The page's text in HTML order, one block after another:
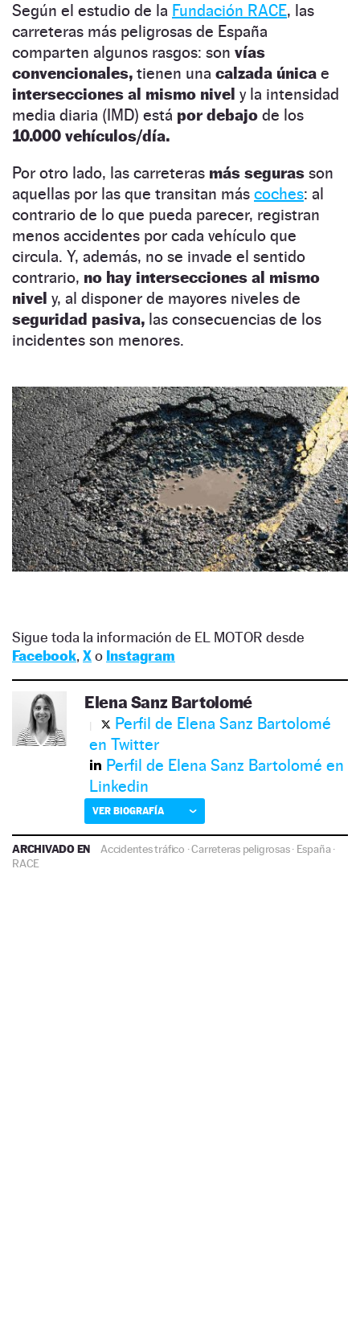
Según el estudio de la Fundación RACE, las
carreteras más peligrosas de España
comparten algunos rasgos: son vías
convencionales, tienen una calzada única e
intersecciones al mismo nivel y la intensidad
media diaria (IMD) está por debajo de los
10.000 vehículos/día.
Por otro lado, las carreteras más seguras son
aquellas por las que transitan más coches: al
contrario de lo que pueda parecer, registran
menos accidentes por cada vehículo que
circula. Y, además, no se invade el sentido
contrario, no hay intersecciones al mismo
nivel y, al disponer de mayores niveles de
seguridad pasiva, las consecuencias de los
incidentes son menores.
Sigue toda la información de EL MOTOR desde
Facebook, Xo Instagram
Elena Sanz Bartolomé
Perfil de Elena Sanz Bartolomé
en Twitter
Perfil de Elena Sanz Bartolomé en
Linkedin
VER BIOGRAFÍA
ARCHIVADO EN Accidentes tráfico ·Carreteras peligrosas· España·
RACE